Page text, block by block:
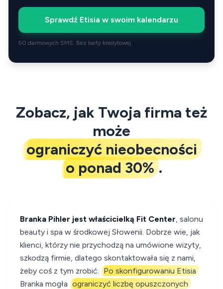
Sprawdź Etisia w swoim kalendarzu
50 darmowych SMS. Bez karty kredytowej.
Zobacz, jak Twoja firma też
może
ograniczyć nieobecności
o ponad 30% .
Branka Pihler jest właścicielką Fit Center , salonu
beauty i spa w środkowej Słowenii. Dobrze wie, jak
klienci, którzy nie przychodzą na umówione wizyty,
szkodzą firmie, dlatego skontaktowała się z nami,
żeby coś z tym zrobić.
Po skonfigurowaniu Etisia
Branka mogła ograniczyć liczbę opuszczonych